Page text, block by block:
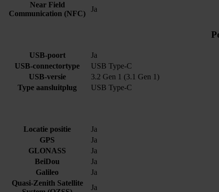
Near Field
Communication (NFC)
Ja
USB-poort
Ja
USB-connectortype
USB Type-C
USB-versie
3.2 Gen 1 (3.1 Gen 1)
Type aansluitplug
USB Type-C
Locatie positie
Ja
GPS
Ja
GLONASS
Ja
BeiDou
Ja
Galileo
Ja
Quasi-Zenith Satellite
Ja